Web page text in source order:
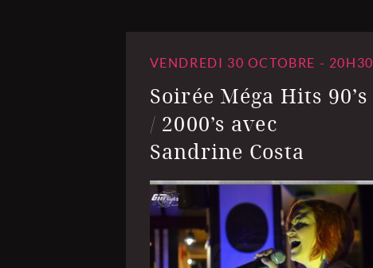
VENDREDI 30 OCTOBRE - 20H30
Soirée Méga Hits 90’s
/ 2000’s avec
Sandrine Costa